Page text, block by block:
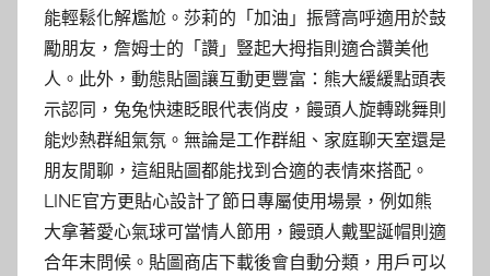
能輕鬆化解尷尬。莎莉的「加油」振臂高呼適用於鼓
勵朋友，詹姆士的「讚」豎起大拇指則適合讚美他
人。此外，動態貼圖讓互動更豐富：熊大緩緩點頭表
示認同，兔兔快速眨眼代表俏皮，饅頭人旋轉跳舞則
能炒熱群組氣氛。無論是工作群組、家庭聊天室還是
朋友閒聊，這組貼圖都能找到合適的表情來搭配。
LINE官方更貼心設計了節日專屬使用場景，例如熊
大拿著愛心氣球可當情人節用，饅頭人戴聖誕帽則適
合年末問候。貼圖商店下載後會自動分類，用戶可以